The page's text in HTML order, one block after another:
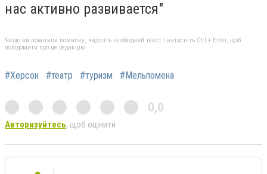
нас активно развивается"
Якщо ви помітили помилку, виділіть необхідний текст і натисніть Ctrl + Enter, щоб
повідомити про це редакцію
#Херсон #театр #туризм #Мельпомена
0,0
Авторизуйтесь, щоб оцінити